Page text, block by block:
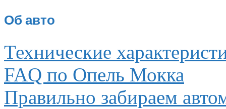
Об авто
Технические
FAQ по Опель Мокка
Правильно забираем